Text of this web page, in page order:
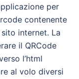
per
contenente
internet. La
il QRCode
l’html
al volo diversi